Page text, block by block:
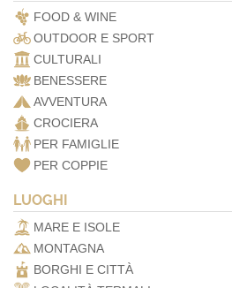
FOOD & WINE
OUTDOOR E SPORT
CULTURALI
BENESSERE
AVVENTURA
CROCIERA
PER FAMIGLIE
PER COPPIE
LUOGHI
MARE E ISOLE
MONTAGNA
BORGHI E CITTÀ